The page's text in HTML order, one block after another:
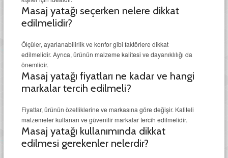
Masaj yatağı seçerken nelere dikkat
edilmelidir?
Ölçüler, ayarlanabilirlik ve konfor gibi faktörlere dikkat
edilmelidir. Ayrıca, ürünün malzeme kalitesi ve dayanıklılığı da
önemlidir.
Masaj yatağı fiyatları ne kadar ve hangi
markalar tercih edilmeli?
Fiyatlar, ürünün özelliklerine ve markasına göre değişir. Kaliteli
malzemeler kullanan ve güvenilir markalar tercih edilmelidir.
Masaj yatağı kullanımında dikkat
edilmesi gerekenler nelerdir?